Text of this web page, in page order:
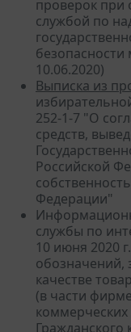
проверок при
службой по
безопасности
10.06.2020)
Выписка из
252-1-7 "О
средств,
Российской
Федерации"
службы по
10 июня 2020
обозначений,
качестве
(в части
Гражданского